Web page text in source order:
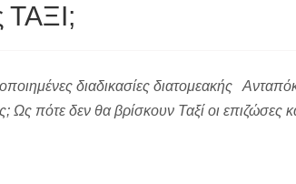
ΤΑΞΙ;
διαδικασίες διατομεακής
Ως πότε δεν θα βρίσκουν Ταξί οι επιζώσες